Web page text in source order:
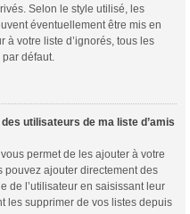
Selon le style utilisé, les
éventuellement être mis en
à votre liste d’ignorés, tous les
défaut.
utilisateurs de ma liste d’amis
permet de les ajouter à votre
pouvez ajouter directement des
de l’utilisateur en saisissant leur
les supprimer de vos listes depuis